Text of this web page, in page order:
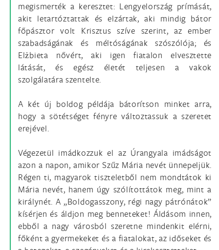
megismerték a keresztet: Lengyelország prímását,
akit letartóztattak és elzártak, aki mindig bátor
főpásztor volt Krisztus szíve szerint, az ember
szabadságának és méltóságának szószólója; és
Elżbieta nővért, aki igen fiatalon elvesztette
látását, és egész életét teljesen a vakok
szolgálatára szentelte.
A két új boldog példája bátorítson minket arra,
hogy a sötétséget fényre változtassuk a szeretet
erejével.
Végezetül imádkozzuk el az Úrangyala imádságot
azon a napon, amikor Szűz Mária nevét ünnepeljük.
Régen ti, magyarok tiszteletből nem mondtátok ki
Mária nevét, hanem úgy szólítottátok meg, mint a
királynét. A „Boldogasszony, régi nagy pátrónátok”
kísérjen és áldjon meg benneteket! Áldásom innen,
ebből a nagy városból szeretne mindenkit elérni,
főként a gyermekeket és a fiatalokat, az időseket és